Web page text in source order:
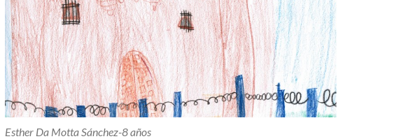
Esther Da Motta Sánchez-8 años